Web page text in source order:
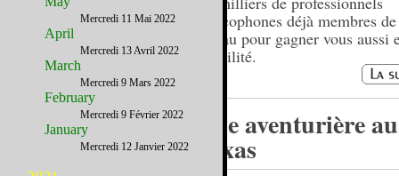
francophones déjà membres
réseau pour gagner vous aussi
visibilité.
Une aventurière au
Texas
Mercredi 11 Mai 2022
April
Mercredi 13 Avril 2022
March
Mercredi 9 Mars 2022
February
Mercredi 9 Février 2022
January
Mercredi 12 Janvier 2022